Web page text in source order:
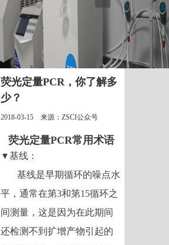
荧光定量PCR，你了解多
少？
2018-03-15 来源：ZSCI公众号
荧光定量PCR常用术语
▼基线：
基线是早期循环的噪点水
平，通常在第3和第15循环之
间测量，这是因为在此期间
还检测不到扩增产物引起的